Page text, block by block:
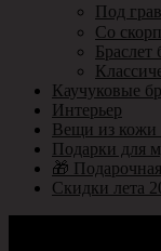
Под
Со
Браслет
Каучуковые
Интерьер
Вещи из кожи
Подарки для
🎁
Скидки лета